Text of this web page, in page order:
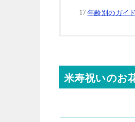
年齢別のガイド
米寿祝いのお